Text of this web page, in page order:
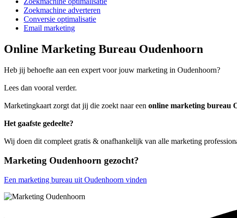
Zoekmachine adverteren
Conversie optimalisatie
Email marketing
Online Marketing Bureau Oudenhoorn
Heb jij behoefte aan een expert voor jouw marketing in Oudenhoorn?
Lees dan vooral verder.
Marketingkaart zorgt dat jij die zoekt naar een online marketing bureau
Het gaafste gedeelte?
Wij doen dit compleet gratis & onafhankelijk van alle marketing
Marketing Oudenhoorn gezocht?
Een marketing bureau uit Oudenhoorn vinden